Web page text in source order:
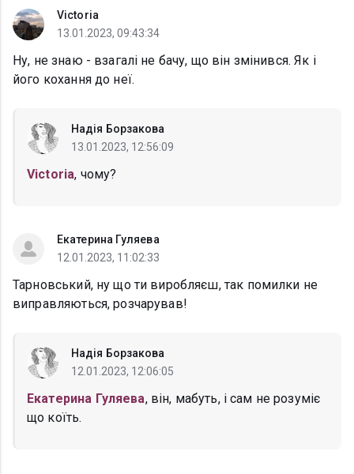
Victoria
13.01.2023, 09:43:34
Ну, не знаю - взагалі не бачу, що він змінився. Як і
його кохання до неї.
Надія Борзакова
13.01.2023, 12:56:09
Victoria, чому?
Екатерина Гуляева
12.01.2023, 11:02:33
Тарновський, ну що ти виробляєш, так помилки не
виправляються, розчарував!
Надія Борзакова
12.01.2023, 12:06:05
Екатерина Гуляева, він, мабуть, і сам не розуміє
що коїть.